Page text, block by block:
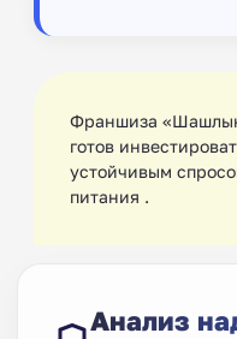
Франшиза
готов
устойчивым
питания .
Анализ